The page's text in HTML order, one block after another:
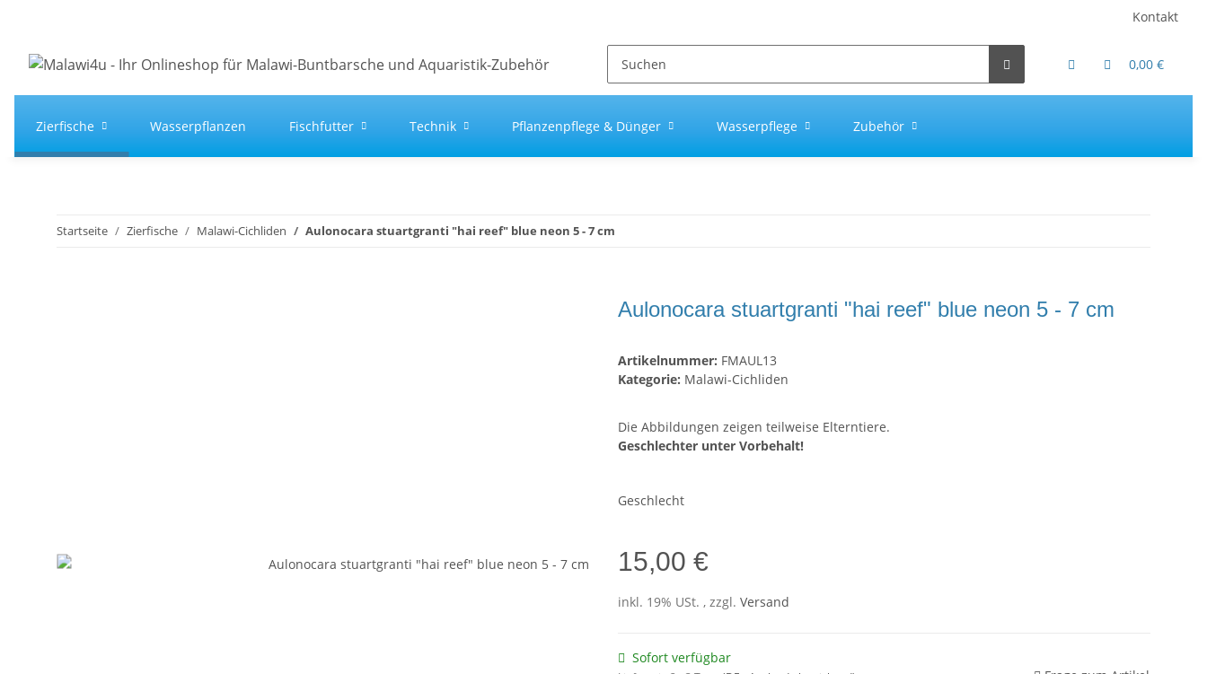
Kontakt
0,00 €
Zierfische Wasserpflanzen Fischfutter Technik Pflanzenpflege & Dünger Wasserpflege Zubehör
Startseite Zierfische Malawi-Cichliden Aulonocara stuartgranti "hai reef" blue neon 5 - 7 cm
Aulonocara stuartgranti "hai reef" blue neon 5 - 7 cm
Artikelnummer: FMAUL13
Kategorie: Malawi-Cichliden
Die Abbildungen zeigen teilweise Elterntiere.
Geschlechter unter Vorbehalt!
Geschlecht
15,00 €
inkl. 19% USt. , zzgl. Versand
Sofort verfügbar